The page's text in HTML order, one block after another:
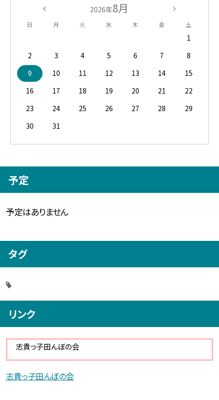
2026年8月
日 月 火 水 木 金 土
1
2
3 4 5 6 7
8
9
10 11 12 13 14
15
16
17 18 19 20 21
22
23
24 25 26 27 28
29
30
31
予定
予定はありません
タグ
リンク
志貴っ子田んぼの会
志貴っ子田んぼの会